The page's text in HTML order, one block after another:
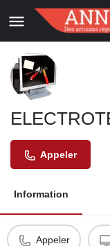
Appeler
Information
Appeler